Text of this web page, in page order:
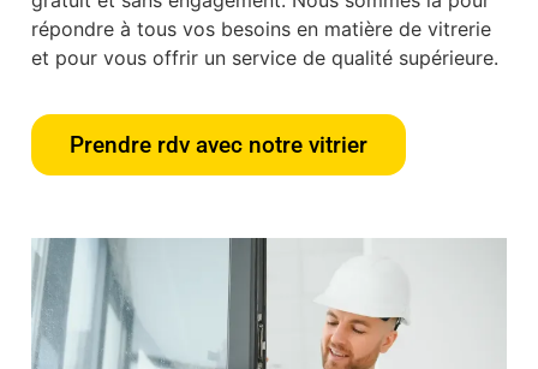
répondre à tous vos besoins en matière de vitrerie
et pour vous offrir un service de qualité supérieure.
Prendre rdv avec notre vitrier